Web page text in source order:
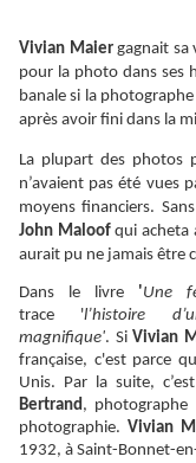
Vivian Maiergagnait sa
pour la photo dans ses
banale si la
après avoir fini dans la
La plupart des photos
n’avaient pas été vues
moyens financiers.
John Maloofqui acheta
aurait pu ne jamais être
Dans le livre'Une
trace 'l’histoire
magnifique'. SiVivian
française, c'est parce
Unis. Par la suite,
Bertrand , photographe
photographie.Vivian
1932, à Saint-Bonnet-